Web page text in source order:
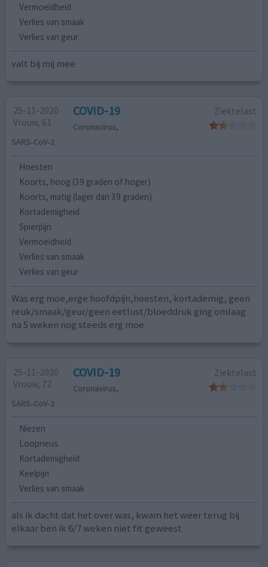
Vermoeidheid
Verlies van smaak
Verlies van geur
valt bij mij mee
25-11-2020
Vrouw, 61
Ziektelast
COVID-19
Coronavirus,
SARS‑CoV‑2
Hoesten
Koorts, hoog (39 graden of hoger)
Koorts, matig (lager dan 39 graden)
Kortademigheid
Spierpijn
Vermoeidheid
Verlies van smaak
Verlies van geur
Was erg moe,erge hoofdpijn,hoesten, kortademig, geen
reuk/smaak/geur/geen eetlust/bloeddruk ging omlaag
na 5 weken nog steeds erg moe
25-11-2020
Vrouw, 72
Ziektelast
COVID-19
Coronavirus,
SARS‑CoV‑2
Niezen
Loopneus
Kortademigheid
Keelpijn
Verlies van smaak
als ik dacht dat het over was, kwam het weer terug bij
elkaar ben ik 6/7 weken niet fit geweest